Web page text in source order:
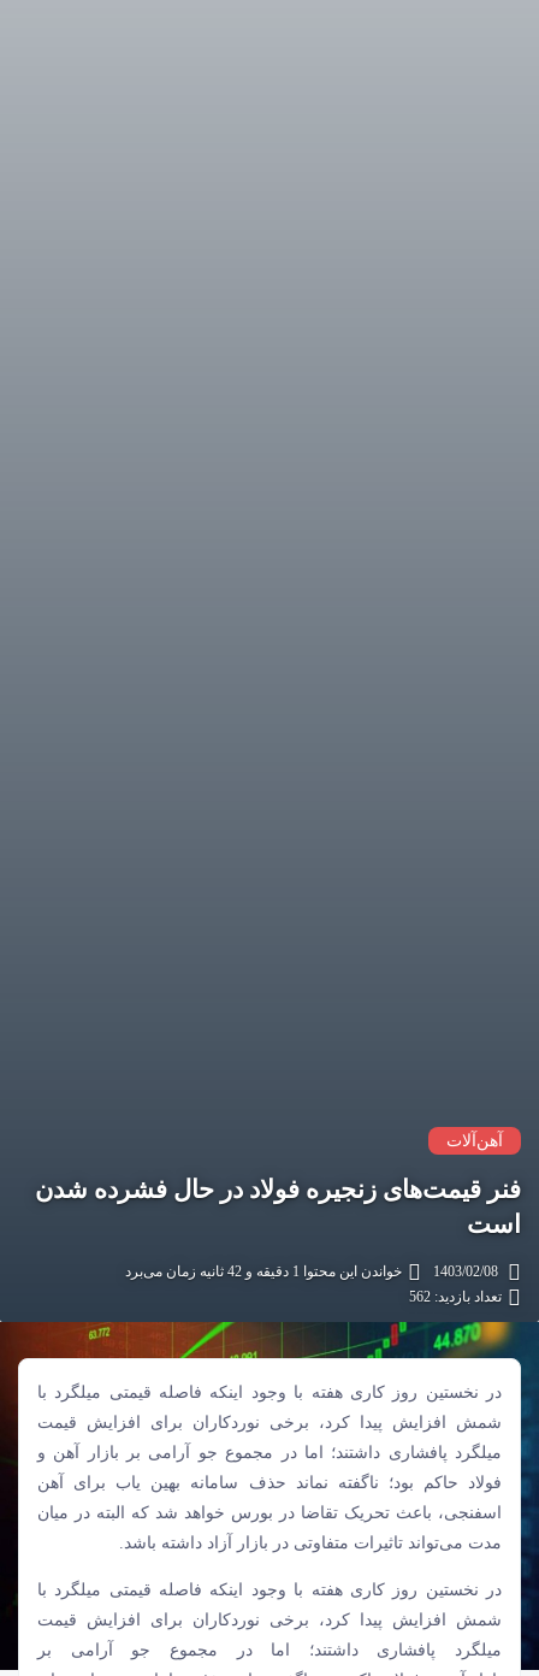
آهن‌آلات
فنر قیمت‌های زنجیره فولاد در حال فشرده شدن
است
خواندن این محتوا 1 دقیقه و 42 ثانیه زمان می‌برد
تعداد بازدید: 562
در نخستین روز کاری هفته با وجود اینکه فاصله قیمتی میلگرد با
شمش افزایش پیدا کرد، برخی نوردکاران برای افزایش قیمت
میلگرد پافشاری داشتند؛ اما در مجموع جو آرامی بر بازار آهن و
فولاد حاکم بود؛ ناگفته نماند حذف سامانه بهین یاب برای آهن
اسفنجی، باعث تحریک تقاضا در بورس خواهد شد که البته در میان
مدت می‌تواند تاثیرات متفاوتی در بازار آزاد داشته باشد.
در نخستین روز کاری هفته با وجود اینکه فاصله قیمتی میلگرد با
شمش افزایش پیدا کرد، برخی نوردکاران برای افزایش
قیمت
میلگرد
پافشاری داشتند؛ اما در مجموع جو آرامی بر